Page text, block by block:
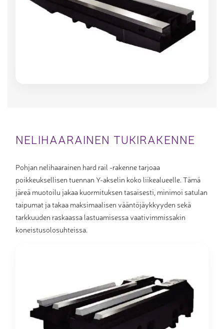
NELIHAARAINEN TUKIRAKENNE
Pohjan nelihaarainen hard rail -rakenne tarjoaa
poikkeuksellisen tuennan Y-akselin koko liikealueelle. Tämä
järeä muotoilu jakaa kuormituksen tasaisesti, minimoi satulan
taipumat ja takaa maksimaalisen vääntöjäykkyyden sekä
tarkkuuden raskaassa lastuamisessa vaativimmissakin
koneistusolosuhteissa.